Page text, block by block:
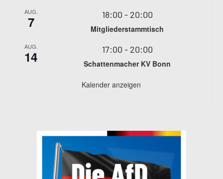
AUG.
7 18:00 - 20:00
Mitgliederstammtisch
AUG.
14 17:00 - 20:00
Schattenmacher KV Bonn
Kalender anzeigen